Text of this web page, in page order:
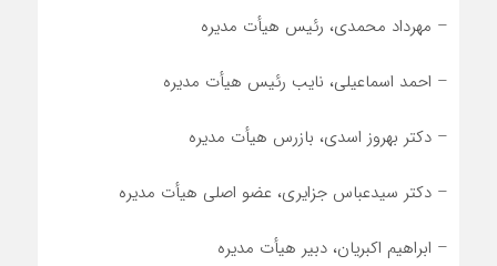
– مهرداد محمدی، رئیس هیأت مدیره
– احمد اسماعیلی، نایب ‌رئیس هیأت مدیره
– دکتر بهروز اسدی، بازرس هیأت مدیره
– دکتر سیدعباس جزایری، عضو اصلی هیأت مدیره
– ابراهیم اکبریان، دبیر هیأت مدیره